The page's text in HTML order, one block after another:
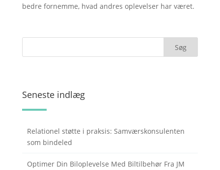
bedre fornemme, hvad andres oplevelser har været.
Seneste indlæg
Relationel støtte i praksis: Samværskonsulenten
som bindeled
Optimer Din Biloplevelse Med Biltilbehør Fra JM